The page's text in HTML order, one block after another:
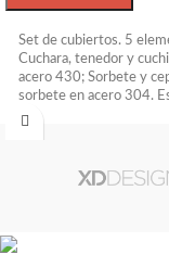
Set de cubiertos. 5
Cuchara, tenedor y
acero 430; Sorbete y
sorbete en acero 304.
de eva con cierre y